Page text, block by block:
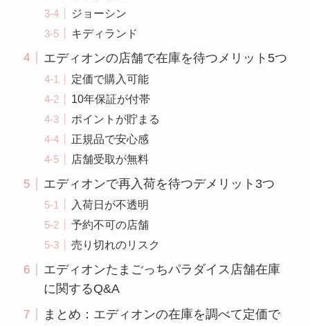
ジョーシン
キディランド
エディオンの店舗で在庫を待つメリット5つ
定価で購入可能
10年保証が付帯
ポイントが貯まる
正規品で安心感
店舗受取が無料
エディオンで再入荷を待つデメリット3つ
入荷日が不透明
予約不可の店舗
売り切れのリスク
エディオンたまごっちパラダイス店舗在庫
に関するQ&A
まとめ：エディオンの在庫を調べて定価で